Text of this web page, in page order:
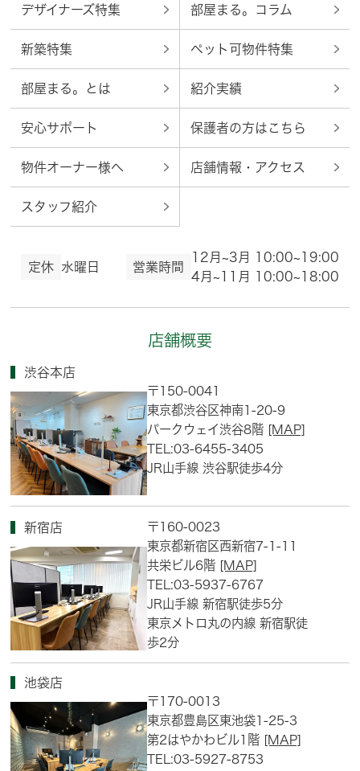
デザイナーズ特集 部屋まる。コラム
新築特集 ペット可物件特集
部屋まる。とは 紹介実績
安心サポート 保護者の方はこちら
物件オーナー様へ 店舗情報・アクセス
スタッフ紹介
定休 水曜日 営業時間
12月~3月 10:00~19:00
4月~11月 10:00~18:00
店舗概要
渋谷本店
〒150-0041
東京都渋谷区神南1-20-9
パークウェイ渋谷8階 [MAP]
TEL:03-6455-3405
JR山手線 渋谷駅徒歩4分
新宿店
〒160-0023
東京都新宿区西新宿7-1-11
共栄ビル6階 [MAP]
TEL:03-5937-6767
JR山手線 新宿駅徒歩5分
東京メトロ丸の内線 新宿駅徒
歩2分
池袋店
〒170-0013
東京都豊島区東池袋1-25-3
第2はやかわビル1階 [MAP]
TEL:03-5927-8753